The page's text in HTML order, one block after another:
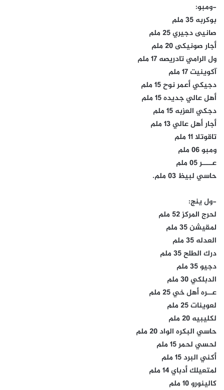
-ومبو:
بوكربه 35 ملم
صانيى دجيري 25 ملم
أجار صونيكى 20 ملم
ول الرامي تادريصه 17 ملم
آكوينيت 17 ملم
دجيكي أعمر نوح 15 ملم
أهل عالي جديده 15 ملم
دجكي العزبه 15 ملم
أجار أهل عالي 13 ملم
تاقوتلا 11 ملم
ومبو 06 ملم
عــــر 05 ملم
حاسي لبيظ 03 ملم.
-ول ينج:
لحرج المركز 52 ملم
لمقيشن 35 ملم
العدله 35 ملم
درك الطلح 35 ملم
دجيو 35 ملم
الدبلكي 30 ملم
عــره أهل خي 25 ملم
لعوينات 25 ملم
لكليبيه 20 ملم
حاسي البكره الواد 20 ملم
لحسي لحمر 15 ملم
أكني البرد 15 ملم
لمتعيلك أدباي 14 ملم
كالينورو 10 ملم